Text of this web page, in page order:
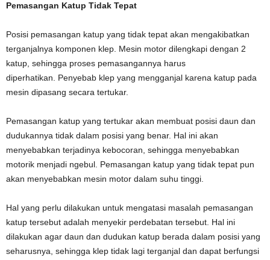
Pemasangan Katup Tidak Tepat
Posisi pemasangan katup yang tidak tepat akan mengakibatkan
terganjalnya komponen klep. Mesin motor dilengkapi dengan 2
katup, sehingga proses pemasangannya harus
diperhatikan. Penyebab klep yang mengganjal karena katup pada
mesin dipasang secara tertukar.
Pemasangan katup yang tertukar akan membuat posisi daun dan
dudukannya tidak dalam posisi yang benar. Hal ini akan
menyebabkan terjadinya kebocoran, sehingga menyebabkan
motorik menjadi ngebul. Pemasangan katup yang tidak tepat pun
akan menyebabkan mesin motor dalam suhu tinggi.
Hal yang perlu dilakukan untuk mengatasi masalah pemasangan
katup tersebut adalah menyekir perdebatan tersebut. Hal ini
dilakukan agar daun dan dudukan katup berada dalam posisi yang
seharusnya, sehingga klep tidak lagi terganjal dan dapat berfungsi